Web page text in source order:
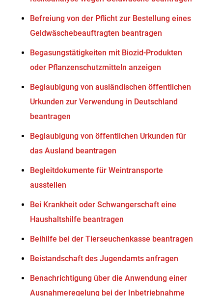
Befreiung von der Pflicht zur Bestellung eines
Geldwäschebeauftragten beantragen
Begasungstätigkeiten mit Biozid-Produkten
oder Pflanzenschutzmitteln anzeigen
Beglaubigung von ausländischen öffentlichen
Urkunden zur Verwendung in Deutschland
beantragen
Beglaubigung von öffentlichen Urkunden für
das Ausland beantragen
Begleitdokumente für Weintransporte
ausstellen
Bei Krankheit oder Schwangerschaft eine
Haushaltshilfe beantragen
Beihilfe bei der Tierseuchenkasse beantragen
Beistandschaft des Jugendamts anfragen
Benachrichtigung über die Anwendung einer
Ausnahmeregelung bei der Inbetriebnahme